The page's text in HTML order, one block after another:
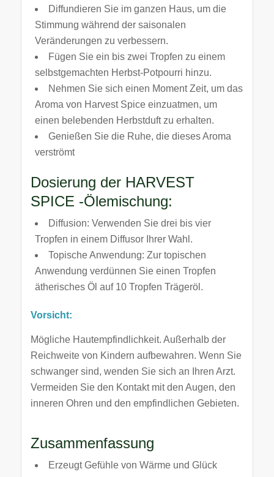
Diffundieren Sie im ganzen Haus, um die
Stimmung während der saisonalen
Veränderungen zu verbessern.
Fügen Sie ein bis zwei Tropfen zu einem
selbstgemachten Herbst-Potpourri hinzu.
Nehmen Sie sich einen Moment Zeit, um das
Aroma von Harvest Spice einzuatmen, um
einen belebenden Herbstduft zu erhalten.
Genießen Sie die Ruhe, die dieses Aroma
verströmt
Dosierung der HARVEST
SPICE -Ölemischung:
Diffusion: Verwenden Sie drei bis vier
Tropfen in einem Diffusor Ihrer Wahl.
Topische Anwendung: Zur topischen
Anwendung verdünnen Sie einen Tropfen
ätherisches Öl auf 10 Tropfen Trägeröl.
Vorsicht:
Mögliche Hautempfindlichkeit. Außerhalb der
Reichweite von Kindern aufbewahren. Wenn Sie
schwanger sind, wenden Sie sich an Ihren Arzt.
Vermeiden Sie den Kontakt mit den Augen, den
inneren Ohren und den empfindlichen Gebieten.
Zusammenfassung
Erzeugt Gefühle von Wärme und Glück